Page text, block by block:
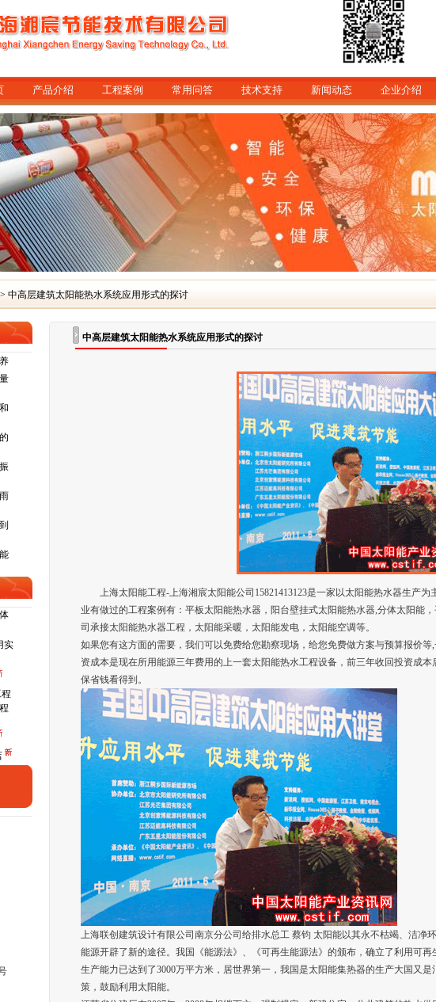
产品介绍 工程案例 常用问答 技术支持 新闻动态 企业介绍
中高层建筑太阳能热水系统应用形式的探讨
实
中高层建筑太阳能热水系统应用形式的探讨
上海太阳能工程-上海湘宸太阳能公司15821413123是一家以太阳能热水器生产
业有做过的工程案例有：平板太阳能热水器，阳台壁挂式太阳能热水器,分体太阳能
司承接太阳能热水器工程，太阳能采暖，太阳能发电，太阳能空调等。
如果您有这方面的需要，我们可以免费给您勘察现场，给您免费做方案与预算报价
资成本是现在所用能源三年费用的上一套太阳能热水工程设备，前三年收回投资成
保省钱看得到。
上海联创建筑设计有限公司南京分公司给排水总工 蔡钧 太阳能以其永不枯竭、洁净
能源开辟了新的途径。我国《能源法》、《可再生能源法》的颁布，确立了利用可
生产能力已达到了3000万平方米，居世界第一，我国是太阳能集热器的生产大国又
策，鼓励利用太阳能。